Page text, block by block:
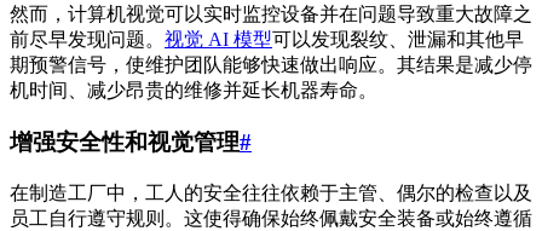
然而，计算机视觉可以实时监控设备并在问题导致重大故障之
前尽早发现问题。 视觉 AI 模型可以发现裂纹、泄漏和其他早
期预警信号，使维护团队能够快速做出响应。其结果是减少停
机时间、减少昂贵的维修并延长机器寿命。
增强安全性和视觉管理#
在制造工厂中，工人的安全往往依赖于主管、偶尔的检查以及
员工自行遵守规则。这使得确保始终佩戴安全装备或始终遵循